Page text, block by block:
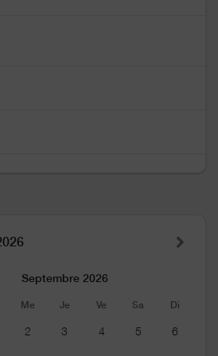
Septembre 2026
Me Je Ve Sa Di
2 3 4 5 6